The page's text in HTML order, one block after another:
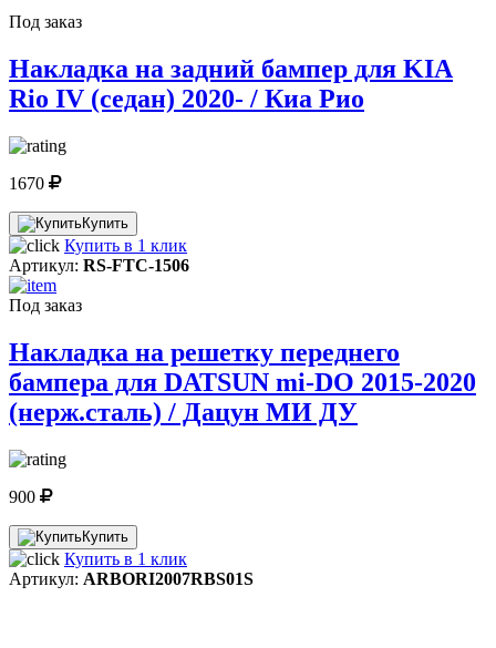
Под заказ
Накладка на задний бампер для KIA
Rio IV (седан) 2020- / Киа Рио
1670
Купить
Купить в 1 клик
Артикул: RS-FTC-1506
Под заказ
Накладка на решетку переднего
бампера для DATSUN mi-DO 2015-2020
(нерж.сталь) / Дацун МИ ДУ
900
Купить
Купить в 1 клик
Артикул: ARBORI2007RBS01S